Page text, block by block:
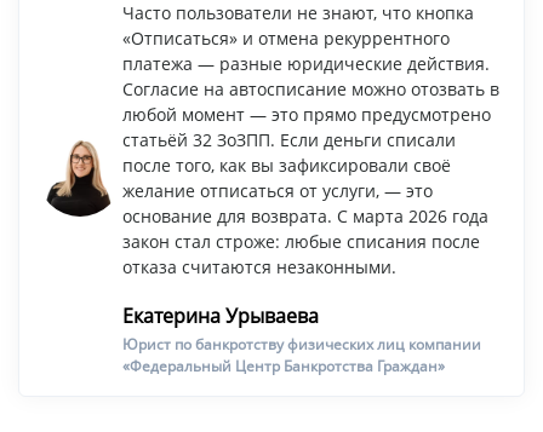
Часто пользователи не знают, что кнопка
«Отписаться» и отмена рекуррентного
платежа — разные юридические действия.
Согласие на автосписание можно отозвать в
любой момент — это прямо предусмотрено
статьёй 32 ЗоЗПП. Если деньги списали
после того, как вы зафиксировали своё
желание отписаться от услуги, — это
основание для возврата. С марта 2026 года
закон стал строже: любые списания после
отказа считаются незаконными.
Екатерина Урываева
Юрист по банкротству физических лиц компании
«Федеральный Центр Банкротства Граждан»